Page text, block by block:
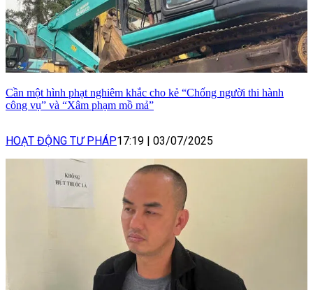
Cần một hình phạt nghiêm khắc cho kẻ “Chống người thi hành
công vụ” và “Xâm phạm mồ mả”
HOẠT ĐỘNG TƯ PHÁP17:19 | 03/07/2025